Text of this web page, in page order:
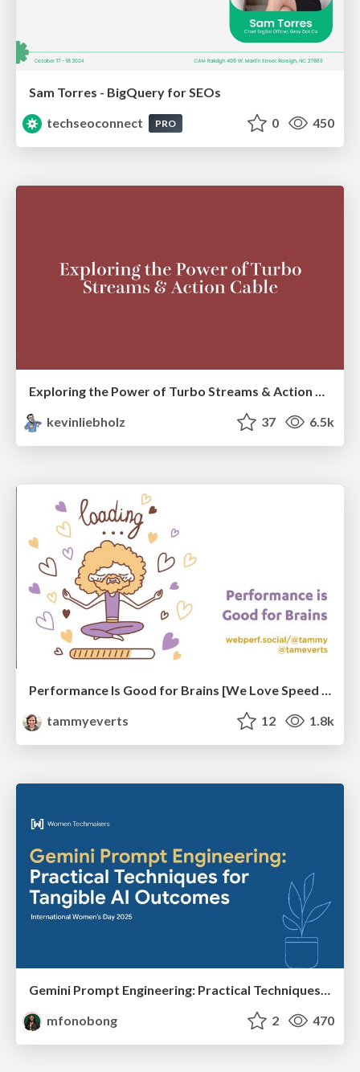
Sam Torres - BigQuery for SEOs
techseoconnect
PRO 0 450
Exploring the Power of Turbo Streams & Action Cable | RailsConf2023
kevinliebholz
37 6.5k
Performance Is Good for Brains [We Love Speed 2024]
tammyeverts
12 1.8k
mfonobong
2 470